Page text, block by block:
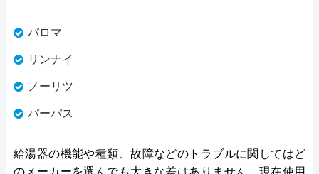
パロマ
リンナイ
ノーリツ
パーパス
給湯器の機能や種類、故障などのトラブルに関してはど
のメーカーを選んでも大きな差はありません。現在使用